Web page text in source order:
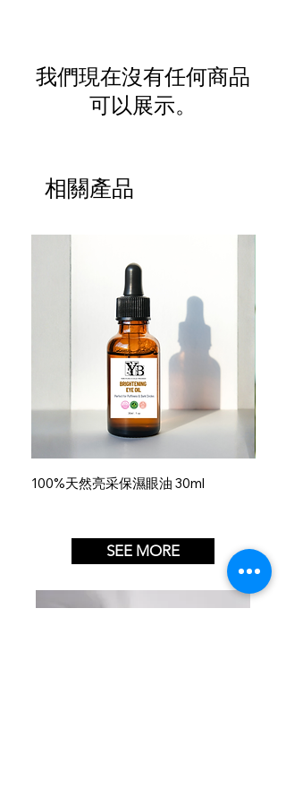
我們現在沒有任何商品
可以展示。
相關產品
100%天然亮采保濕眼油 30ml
SEE MORE